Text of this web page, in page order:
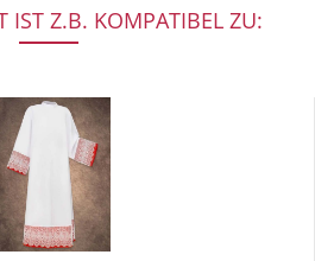
IST Z.B. KOMPATIBEL ZU: